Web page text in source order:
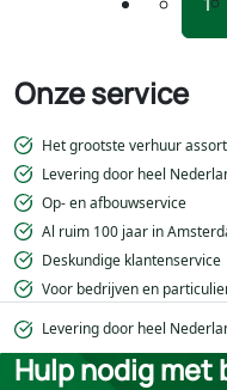
Onze service
Het grootste verhuur
Levering door heel
Op- en afbouwservice
Al ruim 100 jaar in
Deskundige klantenservice
Voor bedrijven en
Levering door heel
Hulp nodig met